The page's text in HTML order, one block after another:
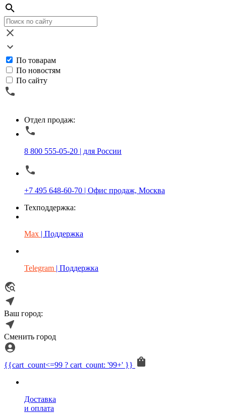
По товарам
По новостям
По сайту
Отдел продаж:
8 800 555-05-20 | для России
+7 495 648-60-70 | Офис продаж, Москва
Техподдержка:
Max | Поддержка
Telegram | Поддержка
Ваш город:
Сменить город
{{cart_count<=99 ? cart_count: '99+' }}
Доставка
и оплата